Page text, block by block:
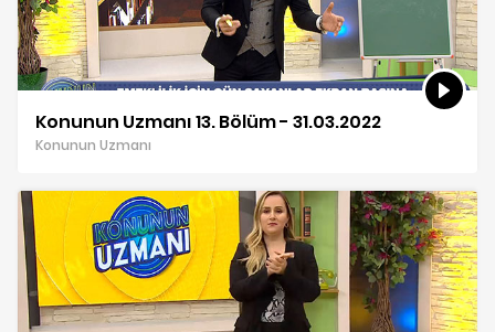
Konunun Uzmanı 13. Bölüm - 31.03.2022
Konunun Uzmanı